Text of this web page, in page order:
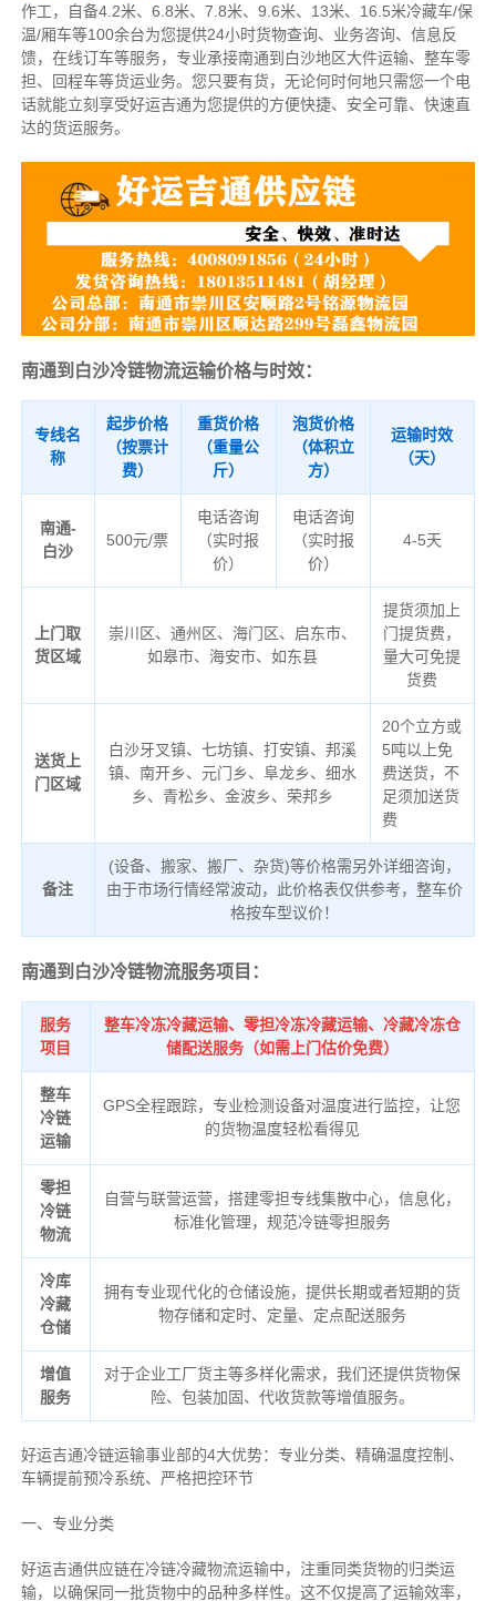
作工，自备4.2米、6.8米、7.8米、9.6米、13米、16.5米冷藏车/保
温/厢车等100余台为您提供24小时货物查询、业务咨询、信息反
馈，在线订车等服务， 专业承接南通到白沙地区大件运输、整车零
担、回程车等货运业务。 您只要有货，无论何时何地只需您一个电
话就能立刻享受好运吉通为您提供的方便快捷、安全可靠、快速直
达的货运服务。
南通到白沙冷链物流运输价格与时效：
专线名
称
起步价格
（按票计
费）
重货价格
（重量公
斤）
泡货价格
（体积立
方）
运输时效
（天）
南通-
白沙
500元/票
电话咨询
（实时报
价）
电话咨询
（实时报
价）
4-5天
上门取
货区域
崇川区、通州区、海门区、启东市、
如皋市、海安市、如东县
提货须加上
门提货费，
量大可免提
货费
送货上
门区域
白沙牙叉镇、七坊镇、打安镇、邦溪
镇、南开乡、元门乡、阜龙乡、细水
乡、青松乡、金波乡、荣邦乡
20个立方或
5吨以上免
费送货，不
足须加送货
费
备注
(设备、搬家、搬厂、杂货)等价格需另外详细咨询，
由于市场行情经常波动，此价格表仅供参考，整车价
格按车型议价！
南通到白沙冷链物流服务项目：
服务
项目
整车冷冻冷藏运输、零担冷冻冷藏运输、冷藏冷冻仓
储配送服务（如需上门估价免费）
整车
冷链
运输
GPS全程跟踪，专业检测设备对温度进行监控，让您
的货物温度轻松看得见
零担
冷链
物流
自营与联营运营，搭建零担专线集散中心，信息化，
标准化管理，规范冷链零担服务
冷库
冷藏
仓储
拥有专业现代化的仓储设施，提供长期或者短期的货
物存储和定时、定量、定点配送服务
增值
服务
对于企业工厂货主等多样化需求，我们还提供货物保
险、包装加固、代收货款等增值服务。
好运吉通冷链运输事业部的4大优势： 专业分类、 精确温度控制、
车辆提前预冷系统、 严格把控环节
一、专业分类
好运吉通供应链在冷链冷藏物流运输中，注重同类货物的归类运
输，以确保同一批货物中的品种多样性。这不仅提高了运输效率，